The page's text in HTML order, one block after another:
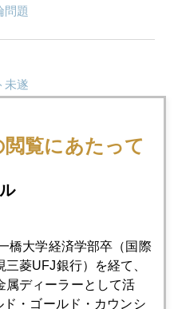
問題
未遂
覧にあたって
橋大学経済学部卒（国際
菱UFJ銀行）を経て、
属ディーラーとして活
・ゴールド・カウンシ